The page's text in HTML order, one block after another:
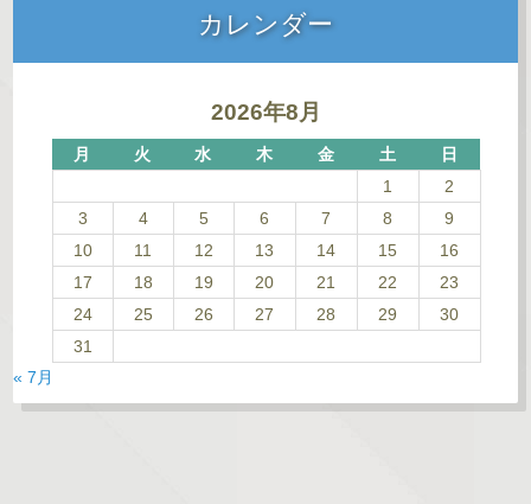
カレンダー
2026年8月
月 火 水 木 金 土
日
1
2
3
4 5 6 7 8
9
10
11 12 13 14 15
16
17
18 19 20 21 22
23
24
25 26 27 28 29
30
31
« 7月